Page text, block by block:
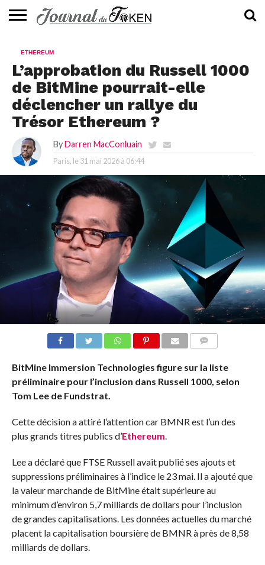
📰
EVALUATION
GUIDE
TENDANCES
À
CONTACTEZ-
ETHEREUM
L’approbation du Russell 1000
de BitMine pourrait-elle
déclencher un rallye du
Trésor Ethereum ?
By Darren MacConluain
Paris, le 31 mai 2026 à 06:44
BitMine Immersion Technologies figure sur la liste
préliminaire pour l’inclusion dans Russell 1000, selon
Tom Lee de Fundstrat.
Cette décision a attiré l’attention car BMNR est l’un des
plus grands titres publics d’Ethereum.
Lee a déclaré que FTSE Russell avait publié ses ajouts et
suppressions préliminaires à l’indice le 23 mai. Il a ajouté que
la valeur marchande de BitMine était supérieure au
minimum d’environ 5,7 milliards de dollars pour l’inclusion
de grandes capitalisations. Les données actuelles du marché
placent la capitalisation boursière de BMNR à près de 8,58
milliards de dollars.